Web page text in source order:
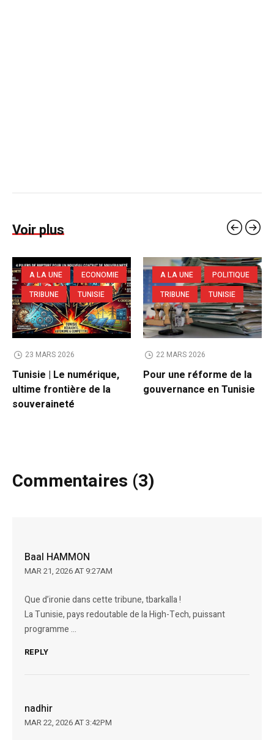
Voir plus
A LA UNE
ECONOMIE
TRIBUNE
TUNISIE
23 MARS 2026
Tunisie | Le numérique,
ultime frontière de la
souveraineté
A LA UNE
POLITIQUE
TRIBUNE
TUNISIE
22 MARS 2026
Pour une réforme de la
gouvernance en Tunisie
Commentaires (3)
Baal HAMMON
MAR 21, 2026 AT 9:27AM
Que d’ironie dans cette tribune, tbarkalla !
La Tunisie, pays redoutable de la High-Tech, puissant
programme …
REPLY
nadhir
MAR 22, 2026 AT 3:42PM